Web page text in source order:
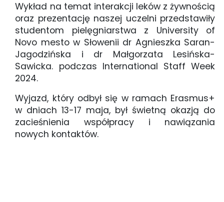
Wykład na temat interakcji leków z żywnością
oraz prezentację naszej uczelni przedstawiły
studentom pielęgniarstwa z University of
Novo mesto w Słowenii dr Agnieszka Saran-
Jagodzińska i dr Małgorzata Lesińska-
Sawicka. podczas International Staff Week
2024.
Wyjazd, który odbył się w ramach Erasmus+
w dniach 13-17 maja, był świetną okazją do
zacieśnienia współpracy i nawiązania
nowych kontaktów.